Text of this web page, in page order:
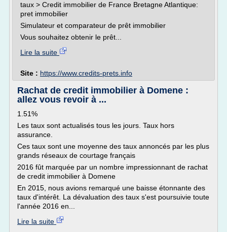
taux > Credit immobilier de France Bretagne Atlantique:
pret immobilier
Simulateur et comparateur de prêt immobilier
Vous souhaitez obtenir le prêt...
Lire la suite
Site : https://www.credits-prets.info
Rachat de credit immobilier à Domene :
allez vous revoir à ...
1.51%
Les taux sont actualisés tous les jours. Taux hors
assurance.
Ces taux sont une moyenne des taux annoncés par les plus
grands réseaux de courtage français
2016 fût marquée par un nombre impressionnant de rachat
de credit immobilier à Domene
En 2015, nous avions remarqué une baisse étonnante des
taux d'intérêt. La dévaluation des taux s'est poursuivie toute
l'année 2016 en...
Lire la suite